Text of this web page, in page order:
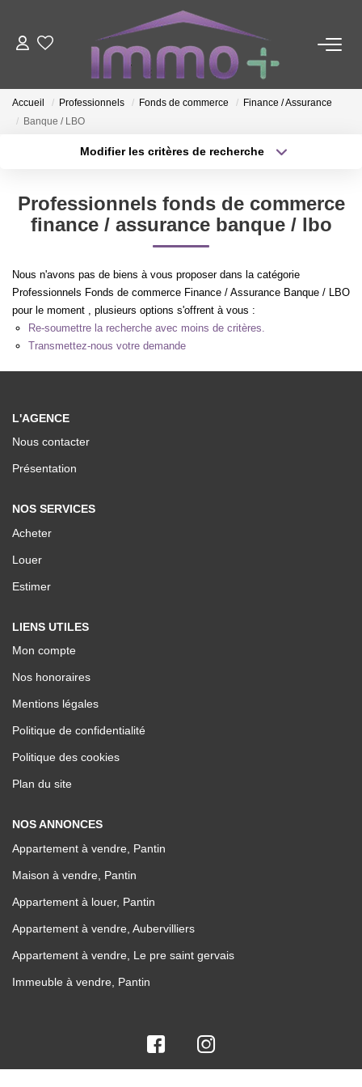
ACHETER
ESTIMER
NOTRE AGENCE
Nous Contacter
Qui Sommes-Nous ?
Accueil Professionnels Fonds de commerce
Finance / Assurance
Banque / LBO
Modifier les critères de recherche
Sélectionnez...
Type de bien
Surface min
Créer une alerte
Professionnels fonds de commerce
finance / assurance banque / lbo
Nous n'avons pas de biens à vous proposer dans la catégorie
Professionnels Fonds de commerce Finance / Assurance Banque / LBO
pour le moment , plusieurs options s'offrent à vous :
Re-soumettre la recherche avec moins de critères.
Transmettez-nous votre demande
L'AGENCE
Nous contacter
Présentation
NOS SERVICES
Acheter
Louer
Estimer
LIENS UTILES
Mon compte
Nos honoraires
Mentions légales
Politique de confidentialité
Politique des cookies
Plan du site
NOS ANNONCES
Appartement à vendre, Pantin
Maison à vendre, Pantin
Appartement à louer, Pantin
Appartement à vendre, Aubervilliers
Appartement à vendre, Le pre saint gervais
Immeuble à vendre, Pantin